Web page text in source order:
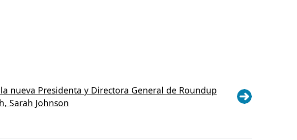
nueva Presidenta y Directora General de Roundup
Sarah Johnson